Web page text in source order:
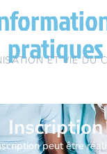
pratiques
ET VIE DU
Inscription
peut être